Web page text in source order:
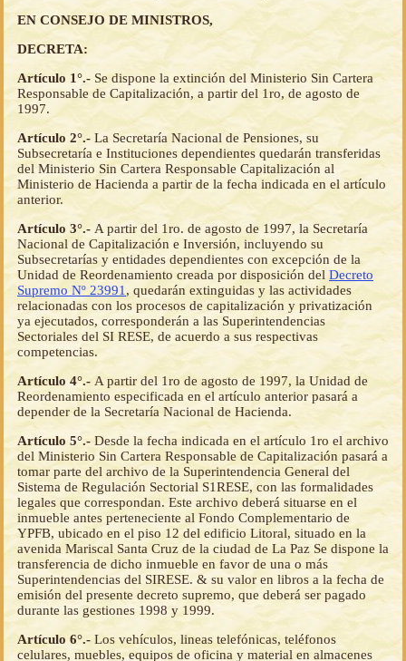
EN CONSEJO DE MINISTROS,
DECRETA:
Artículo 1°.- Se dispone la extinción del Ministerio Sin Cartera
Responsable de Capitalización, a partir del 1ro, de agosto de
1997.
Artículo 2°.- La Secretaría Nacional de Pensiones, su
Subsecretaría e Instituciones dependientes quedarán transferidas
del Ministerio Sin Cartera Responsable Capitalización al
Ministerio de Hacienda a partir de la fecha indicada en el artículo
anterior.
Artículo 3°.- A partir del 1ro. de agosto de 1997, la Secretaría
Nacional de Capitalización e Inversión, incluyendo su
Subsecretarías y entidades dependientes con excepción de la
Unidad de Reordenamiento creada por disposición del Decreto
Supremo Nº 23991 , quedarán extinguidas y las actividades
relacionadas con los procesos de capitalización y privatización
ya ejecutados, corresponderán a las Superintendencias
Sectoriales del SI RESE, de acuerdo a sus respectivas
competencias.
Artículo 4°.- A partir del 1ro de agosto de 1997, la Unidad de
Reordenamiento especificada en el artículo anterior pasará a
depender de la Secretaría Nacional de Hacienda.
Artículo 5°.- Desde la fecha indicada en el artículo 1ro el archivo
del Ministerio Sin Cartera Responsable de Capitalización pasará a
tomar parte del archivo de la Superintendencia General del
Sistema de Regulación Sectorial S1RESE, con las formalidades
legales que correspondan. Este archivo deberá situarse en el
inmueble antes perteneciente al Fondo Complementario de
YPFB, ubicado en el piso 12 del edificio Litoral, situado en la
avenida Mariscal Santa Cruz de la ciudad de La Paz Se dispone la
transferencia de dicho inmueble en favor de una o más
Superintendencias del SIRESE. & su valor en libros a la fecha de
emisión del presente decreto supremo, que deberá ser pagado
durante las gestiones 1998 y 1999.
Artículo 6°.- Los vehículos, lineas telefónicas, teléfonos
celulares, muebles, equipos de oficina y material en almacenes